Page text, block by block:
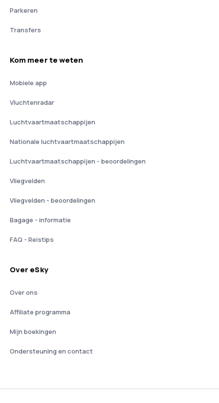
Parkeren
Transfers
Kom meer te weten
Mobiele app
Vluchtenradar
Luchtvaartmaatschappijen
Nationale luchtvaartmaatschappijen
Luchtvaartmaatschappijen - beoordelingen
Vliegvelden
Vliegvelden - beoordelingen
Bagage - informatie
FAQ - Reistips
Over eSky
Over ons
Affiliate programma
Mijn boekingen
Ondersteuning en contact